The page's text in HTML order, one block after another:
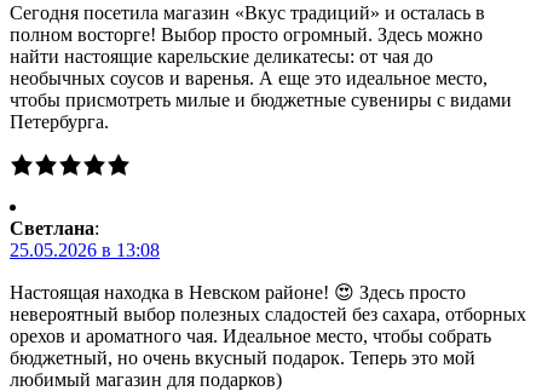
Сегодня посетила магазин «Вкус традиций» и осталась в
полном восторге! Выбор просто огромный. Здесь можно
найти настоящие карельские деликатесы: от чая до
необычных соусов и варенья. А еще это идеальное место,
чтобы присмотреть милые и бюджетные сувениры с видами
Петербурга.
Светлана:
25.05.2026 в 13:08
Настоящая находка в Невском районе! 😍 Здесь просто
невероятный выбор полезных сладостей без сахара, отборных
орехов и ароматного чая. Идеальное место, чтобы собрать
бюджетный, но очень вкусный подарок. Теперь это мой
любимый магазин для подарков)